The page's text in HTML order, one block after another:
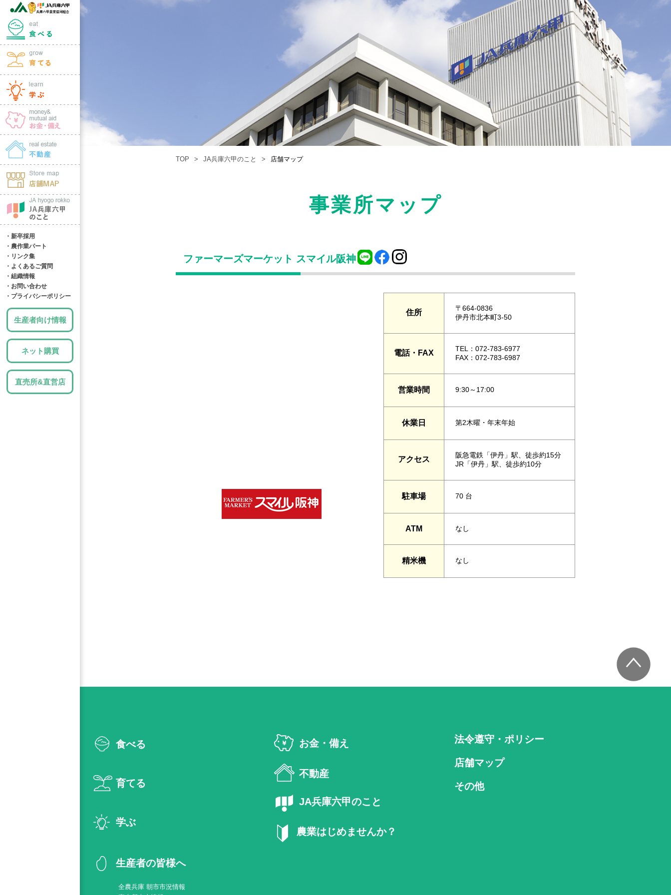
・新卒採用
・農作業パート
・リンク集
・よくあるご質問
・組織情報
・お問い合わせ
・プライバシーポリシー
生産者向け情報
ネット購買
直売所&直営店
TOP JA兵庫六甲のこと 店舗マップ
事業所マップ
ファーマーズマーケット スマイル阪神
住所
〒664-0836
伊丹市北本町3-50
電話・FAX
TEL：072-783-6977
FAX：072-783-6987
営業時間 9:30～17:00
休業日 第2木曜・年末年始
アクセス
阪急電鉄「伊丹」駅、徒歩約15分
JR「伊丹」駅、徒歩約10分
駐車場 70 台
ATM なし
精米機 なし
食べる
育てる
学ぶ
生産者の皆様へ
全農兵庫 朝市市況情報
お金・備え
不動産
JA兵庫六甲のこと
農業はじめませんか？
法令遵守・ポリシー
店舗マップ
その他